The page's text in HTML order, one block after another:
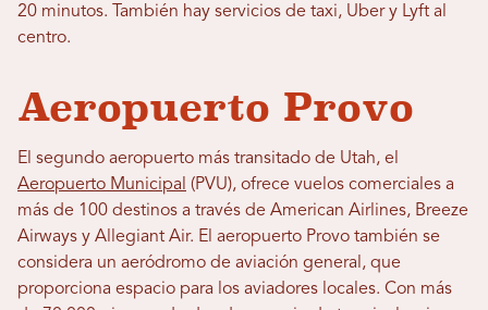
20 minutos. También hay servicios de taxi, Uber y Lyft al
centro.
Aeropuerto Provo
El segundo aeropuerto más transitado de Utah, el
Aeropuerto Municipal (PVU), ofrece vuelos comerciales a
más de 100 destinos a través de American Airlines, Breeze
Airways y Allegiant Air. El aeropuerto Provo también se
considera un aeródromo de aviación general, que
proporciona espacio para los aviadores locales. Con más